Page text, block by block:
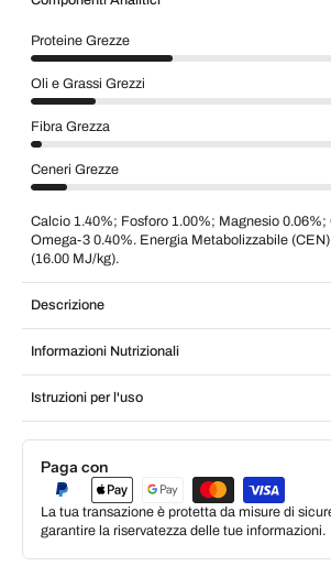
Proteine Grezze
Oli e Grassi Grezzi
Fibra Grezza
Ceneri Grezze
Calcio 1.40%; Fosforo 1.00%; Magnesio
Omega-3 0.40%. Energia Metabolizzabile
(16.00 MJ/kg).
Descrizione
Informazioni Nutrizionali
Istruzioni per l'uso
Paga con
La tua transazione è protetta da misure di
garantire la riservatezza delle tue informazioni.